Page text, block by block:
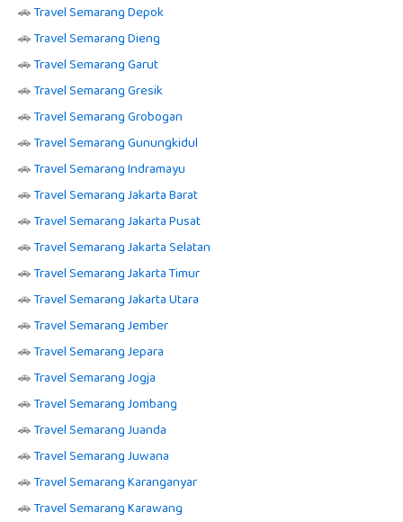
🚗Travel Semarang Depok
🚗Travel Semarang Dieng
🚗Travel Semarang Garut
🚗Travel Semarang Gresik
🚗Travel Semarang Grobogan
🚗Travel Semarang Gunungkidul
🚗Travel Semarang Indramayu
🚗Travel Semarang Jakarta Barat
🚗Travel Semarang Jakarta Pusat
🚗Travel Semarang Jakarta Selatan
🚗Travel Semarang Jakarta Timur
🚗Travel Semarang Jakarta Utara
🚗Travel Semarang Jember
🚗Travel Semarang Jepara
🚗Travel Semarang Jogja
🚗Travel Semarang Jombang
🚗Travel Semarang Juanda
🚗Travel Semarang Juwana
🚗Travel Semarang Karanganyar
🚗Travel Semarang Karawang